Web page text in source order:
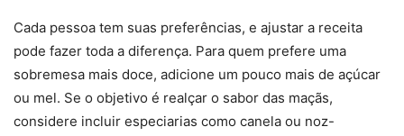
Cada pessoa tem suas preferências, e ajustar a receita
pode fazer toda a diferença. Para quem prefere uma
sobremesa mais doce, adicione um pouco mais de açúcar
ou mel. Se o objetivo é realçar o sabor das maçãs,
considere incluir especiarias como canela ou noz-